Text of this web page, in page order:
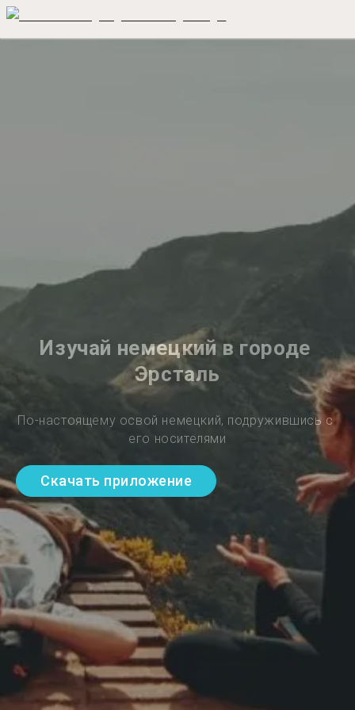
Изучай немецкий в городе
Эрсталь
По-настоящему освой немецкий, подружившись с
его носителями
Скачать приложение